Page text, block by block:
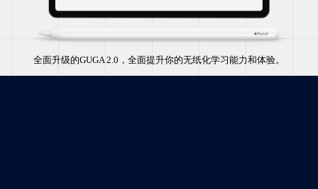
全面升级的GUGA 2.0，全面提升你的无纸化学习能力和体验。